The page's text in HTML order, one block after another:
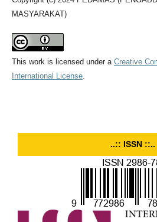
MASYARAKAT)
This work is licensed under a Creative
International License.
..:: ISSN ::..